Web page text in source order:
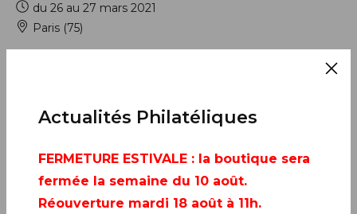
du 26 au 27 mars 2021
Paris (75)
Actualités Philatéliques
FERMETURE ESTIVALE : la boutique sera
fermée la semaine du 10 août.
Réouverture mardi 18 août à 11h.